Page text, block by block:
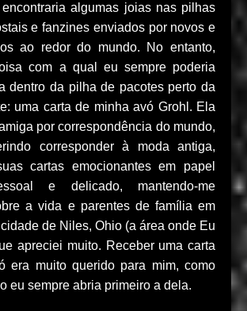
encontraria algumas joias nas pilhas
e fanzines enviados por novos e
ao redor do mundo. No entanto,
com a qual eu sempre poderia
dentro da pilha de pacotes perto da
uma carta de minha avó Grohl. Ela
por correspondência do mundo,
corresponder à moda antiga,
cartas emocionantes em papel
e delicado, mantendo-me
a vida e parentes de família em
de Niles, Ohio (a área onde Eu
apreciei muito. Receber uma carta
era muito querido para mim, como
eu sempre abria primeiro a dela.